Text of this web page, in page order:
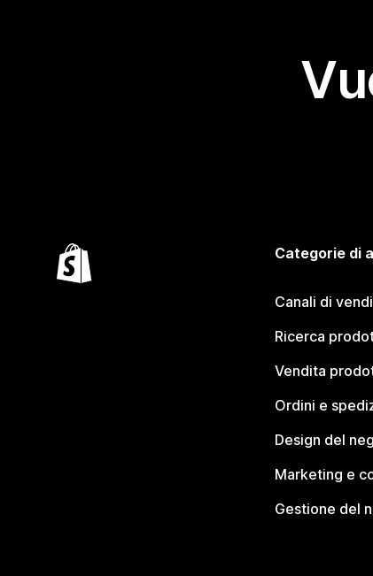
Categorie di
Canali di
Ricerca
Vendita
Ordini e
Design del
Marketing e
Gestione del